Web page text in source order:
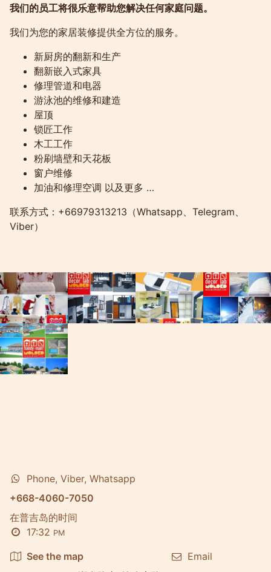
我们的员工将很乐意帮助您解决任何家庭问题。
我们为您的家居装修提供全方位的服务。
新厨房的翻新和生产
翻新嵌入式家具
修理管道和电器
游泳池的维修和建造
屋顶
锁匠工作
木工工作
粉刷墙壁和天花板
窗户维修
加油和修理空调 以及更多 …
联系方式：+66979313213（Whatsapp、Telegram、
Viber）
Phone, Viber, Whatsapp
+668-4060-7050
在普吉岛的时间
17:32 PM
See the map
Email